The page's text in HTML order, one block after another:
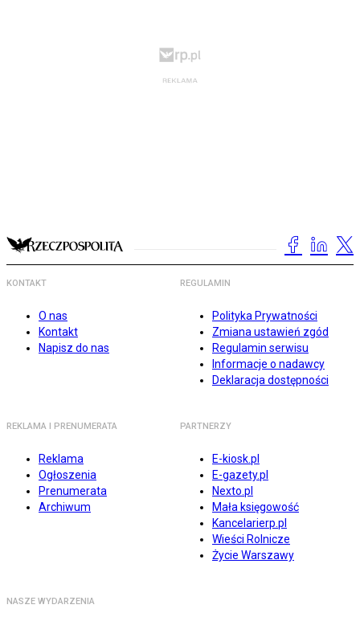
KONTAKT
O nas
Kontakt
Napisz do nas
REGULAMIN
Polityka Prywatności
Zmiana ustawień zgód
Regulamin serwisu
Informacje o nadawcy
Deklaracja dostępności
REKLAMA I PRENUMERATA
Reklama
Ogłoszenia
Prenumerata
Archiwum
PARTNERZY
E-kiosk.pl
E-gazety.pl
Nexto.pl
Mała księgowość
Kancelarierp.pl
Wieści Rolnicze
Życie Warszawy
NASZE WYDARZENIA